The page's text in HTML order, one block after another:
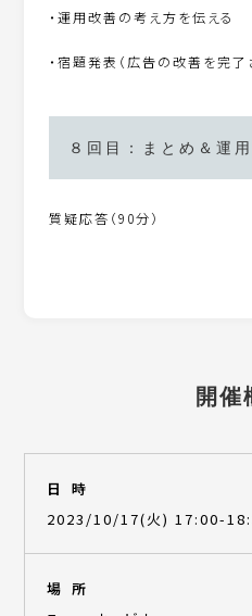
・運用改善の考え方を伝える
・宿題発表（広告の改善を完了
８回目：まとめ＆運
質疑応答（90分）
開催
日時
2023/10/17(火) 17:00-
場所